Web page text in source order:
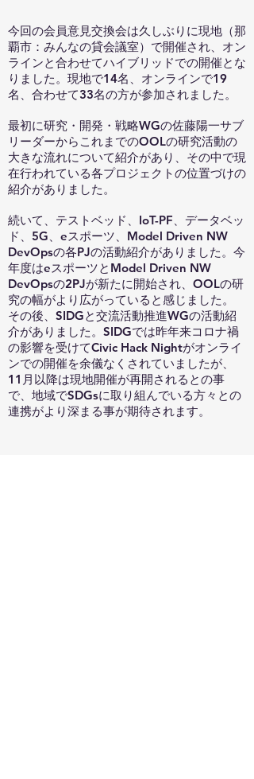
今回の会員意見交換会は久しぶりに現地（那
覇市：みんなの貸会議室）で開催され、オン
ラインと合わせてハイブリッドでの開催とな
りました。現地で14名、オンラインで19
名、合わせて33名の方が参加されました。
最初に研究・開発・戦略WGの佐藤陽一サブ
リーダーからこれまでのOOLの研究活動の
大きな流れについて紹介があり、その中で現
在行われている各プロジェクトの位置づけの
紹介がありました。
続いて、テストベッド、IoT-PF、データベッ
ド、5G、eスポーツ、Model Driven NW
DevOpsの各PJの活動紹介がありました。今
年度はeスポーツとModel Driven NW
DevOpsの2PJが新たに開始され、OOLの研
究の幅がより広がっていると感じました。
その後、SIDGと交流活動推進WGの活動紹
介がありました。SIDGでは昨年来コロナ禍
の影響を受けてCivic Hack Nightがオンライ
ンでの開催を余儀なくされていましたが、
11月以降は現地開催が再開されるとの事
で、地域でSDGsに取り組んでいる方々との
連携がより深まる事が期待されます。